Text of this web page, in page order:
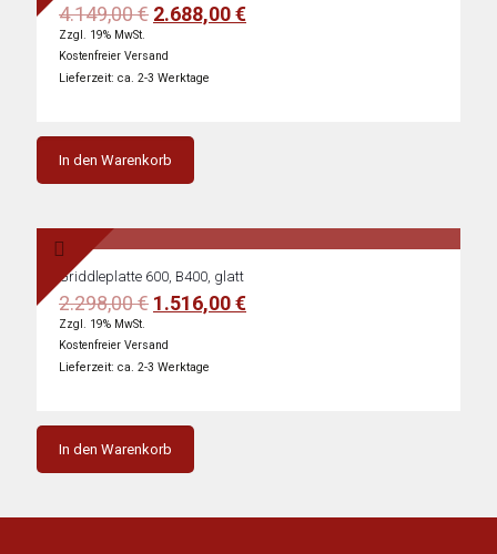
4.149,00€ Ursprünglicher
war:
4.149,00 €
2.688,00€Aktueller
Zzgl. 19% MwSt.
Kostenfreier Versand
Lieferzeit: ca. 2-3 Werktage
In den Warenkorb
Griddleplatte 600, B400, glatt
2.298,00€ Ursprünglicher
war:
2.298,00 €
1.516,00€Aktueller
Zzgl. 19% MwSt.
Kostenfreier Versand
Lieferzeit: ca. 2-3 Werktage
In den Warenkorb